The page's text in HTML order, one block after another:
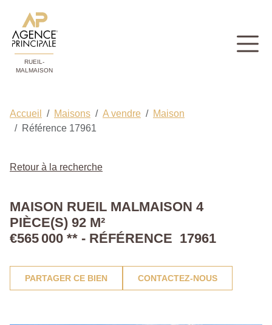
RUEIL-
MALMAISON
Accueil Maisons A vendre
Maison
Référence 17961
Retour à la recherche
MAISON RUEIL MALMAISON 4
PIÈCE(S) 92 M²
€565 000 ** - RÉFÉRENCE 17961
PARTAGER CE BIEN CONTACTEZ-NOUS